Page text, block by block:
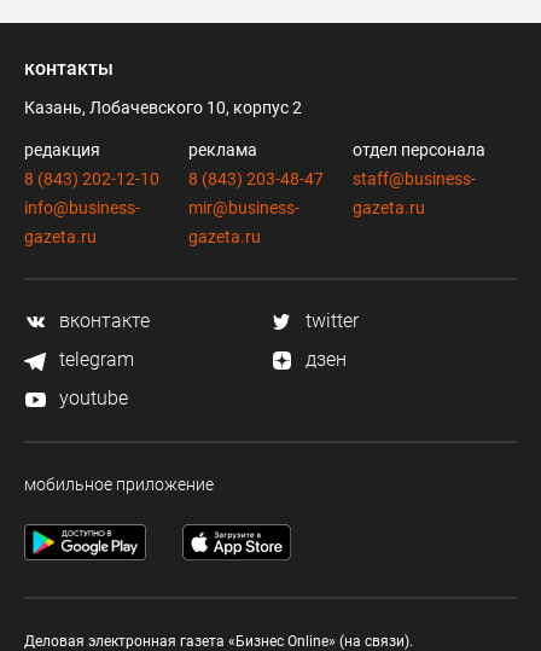
контакты
Казань, Лобачевского 10, корпус 2
редакция
8 (843) 202-12-10
info@business-
gazeta.ru
реклама
8 (843) 203-48-47
mir@business-
gazeta.ru
отдел персонала
staff@business-
gazeta.ru
вконтакте
twitter
telegram
дзен
youtube
мобильное приложение
Деловая электронная газета «Бизнес Online» (на связи).